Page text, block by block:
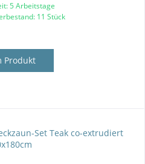
5 Arbeitstage
11 Stück
Produkt